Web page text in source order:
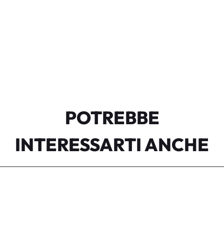
POTREBBE
INTERESSARTI ANCHE